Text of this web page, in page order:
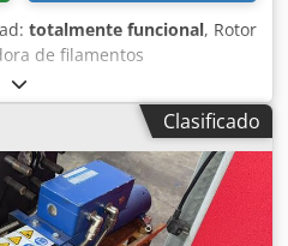
totalmente funcional, Rotor
de filamentos
MAAG / Scheer - Ancho
Estado impecable
Clasificado